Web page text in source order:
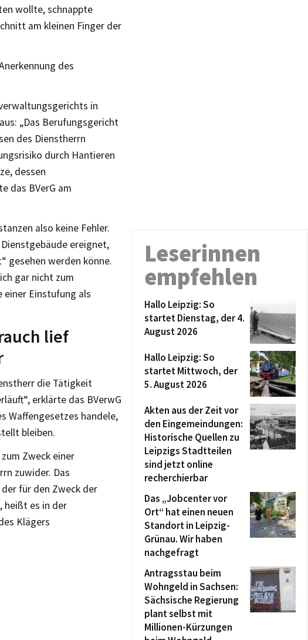
wollte, schnappte
am kleinen Finger der
des
in
„Das Berufungsgericht
des Dienstherrn
durch Hantieren
dessen
das BVerG am
also keine Fehler.
ereignet,
gesehen werden könne.
gar nicht zum
einer Einstufung als
lief
die Tätigkeit
erklärte das BVerwG
Waffengesetzes handele,
bleiben.
Zweck einer
zuwider. Das
für den Zweck der
heißt es in der
Klägers
Leserinnen
empfehlen
Hallo Leipzig: So
startet Dienstag, der 4.
August 2026
Hallo Leipzig: So
startet Mittwoch, der
5. August 2026
Akten aus der Zeit vor
den Eingemeindungen:
Historische Quellen zu
Leipzigs Stadtteilen
sind jetzt online
recherchierbar
Das „Jobcenter vor
Ort“ hat einen neuen
Standort in Leipzig-
Grünau. Wir haben
nachgefragt
Antragsstau beim
Wohngeld in Sachsen:
Sächsische Regierung
plant selbst mit
Millionen-Kürzungen